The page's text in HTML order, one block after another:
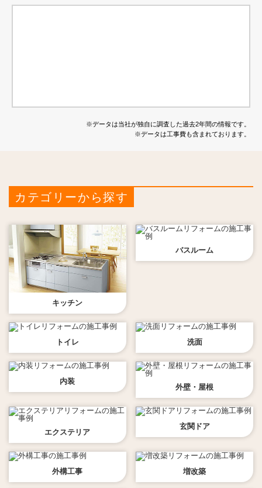
※データは当社が独自に調査した過去2年間の情報です。
※データは工事費も含まれております。
カテゴリーから探す
キッチン
バスルーム
トイレ 洗面
内装
外壁・屋根
エクステリア
玄関ドア
外構工事 増改築